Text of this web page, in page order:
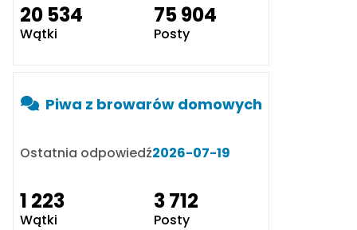
20 534
Wątki
75 904
Posty
Piwa z browarów domowych
1 223
Wątki
3 712
Posty
2026-07-19
Ostatnia odpowiedź